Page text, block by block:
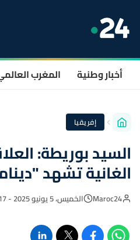
أخبار وطنية المغرب
إفريقيا
السيد بوريطة:
الغانية تشهد
Maroc24 الخميس، 5 يونيو 2025 - 22:17